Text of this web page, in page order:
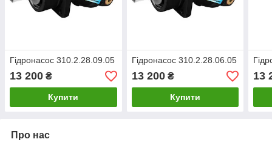
Гідронасос 310.2.28.09.05
13 200 ₴
Купити
Гідронасос 310.2.28.06.05
13 200₴
Купити
13
Про нас